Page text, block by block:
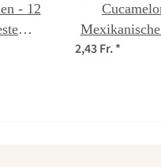
- 12
- wild
Gurke
2,43 Fr.*